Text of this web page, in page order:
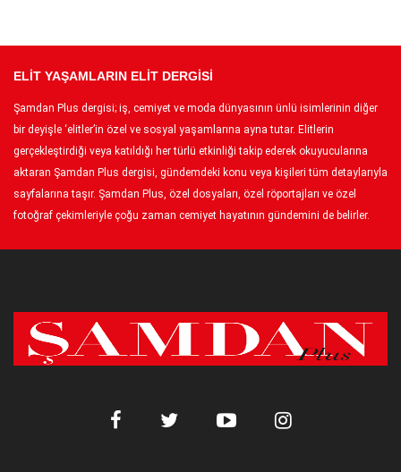
ELİT YAŞAMLARIN ELİT DERGİSİ
Şamdan Plus dergisi; iş, cemiyet ve moda dünyasının ünlü isimlerinin diğer
bir deyişle ‘elitler’in özel ve sosyal yaşamlarına ayna tutar. Elitlerin
gerçekleştirdiği veya katıldığı her türlü etkinliği takip ederek okuyucularına
aktaran Şamdan Plus dergisi, gündemdeki konu veya kişileri tüm detaylarıyla
sayfalarına taşır. Şamdan Plus, özel dosyaları, özel röportajları ve özel
fotoğraf çekimleriyle çoğu zaman cemiyet hayatının gündemini de belirler.